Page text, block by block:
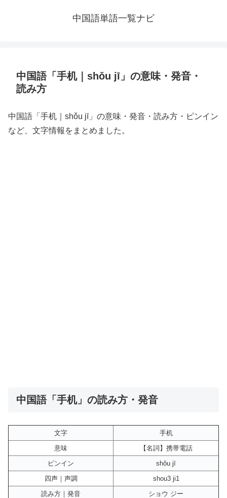
中国語単語一覧ナビ
中国語「手机｜shǒu jī」の意味・発音・
読み方
中国語「手机｜shǒu jī」の意味・発音・読み方・ピンイン
など、文字情報をまとめました。
中国語「手机」の読み方・発音
文字
手机
意味
【名詞】携帯電話
ピンイン
shǒu jī
四声｜声調
shou3 ji1
読み方｜発音
ショウ ジー